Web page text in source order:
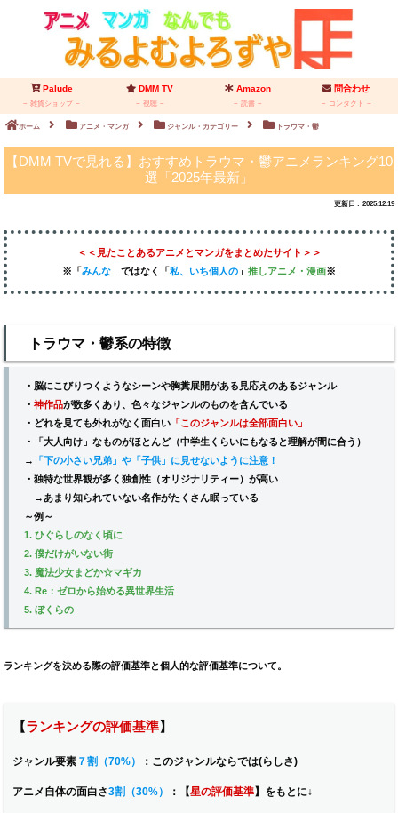
Palude
雑貨ショップ
DMM TV
視聴
Amazon
読書
問合わせ
コンタクト
ホーム アニメ・マンガ ジャンル・カテゴリー トラウマ・鬱
【DMM TVで見れる】おすすめトラウマ・鬱アニメランキング10
選「2025年最新」
2025.12.19
＜＜見たことあるアニメとマンガをまとめたサイト＞＞
※「みんな 」 ではなく 「私、いち個人の 」 推しアニメ ・漫画※
トラウマ・鬱系の特徴
・脳にこびりつくようなシーンや胸糞展開がある見応えのあるジャンル
・ 神作品が数多くあり、色々なジャンルのものを含んでいる
・ どれを見ても外れがなく面白い「このジャンルは全部面白い」
・「大人向け」なものがほとんど（中学生くらいにもなると理解が間に合う）
→
「下の小さい兄弟」や「子供」に見せないように注意！
・独特な世界観が多く独創性（オリジナリティー）が高い
→あまり知られていない名作がたくさん眠っている
～例～
1. ひぐらしのなく頃に
2. 僕だけがいない街
3. 魔法少女まどか☆マギカ
4. Re：ゼロから始める異世界生活
5. ぼくらの
ランキングを決める際の評価基準と個人的な評価基準について。
【ランキングの評価基準】
ジャンル要素 ７割（70%） ： このジャンルならでは(らしさ)
アニメ自体の面白さ3割（30%） ：【星の評価基準】をもとに↓